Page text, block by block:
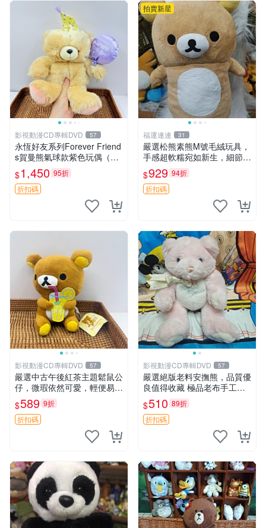
影視動漫CD專輯DVD 57
永恆好友系列Forever Friend
s賀曼熊氣球款紫色玩偶（鼻
子稍有磨損） 中古玩具 氣球
熊 玩偶
$1,450 95折
折扣碼
拍賣新星
福運連連 31
嚴選松熊素熊M號毛絨玩具，
手感超軟糯宛如新生，細節精
緻完美無瑕，推薦送禮或珍
藏，中古狀態保養得宜。 松
熊 素熊 毛絨doll
$929 94折
折扣碼
影視動漫CD專輯DVD 57
嚴選中古午後紅茶主題鬆鼠公
仔，微瑕依然可愛，輕便易運
送 二手收藏推薦 工廠直營 快
遞到府 中古 玩偶 公仔
$589 9折
折扣碼
影視動漫CD專輯DVD 57
嚴選絕版老料安撫熊，品質優
良值得收藏 極品老布手工安
撫搖鈴玩具，適合哄睡寶貝
超柔老料搖鈴熊，專為孩子設
計的安心伴護 推薦絕版老布
製工藝搖鈴熊，可當作童
$510 89折
折扣碼